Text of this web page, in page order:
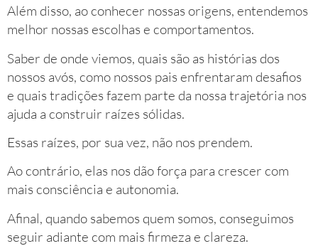
Além disso, ao conhecer nossas origens, entendemos
melhor nossas escolhas e comportamentos.
Saber de onde viemos, quais são as histórias dos
nossos avós, como nossos pais enfrentaram desafios
e quais tradições fazem parte da nossa trajetória nos
ajuda a construir raízes sólidas.
Essas raízes, por sua vez, não nos prendem.
Ao contrário, elas nos dão força para crescer com
mais consciência e autonomia.
Afinal, quando sabemos quem somos, conseguimos
seguir adiante com mais firmeza e clareza.